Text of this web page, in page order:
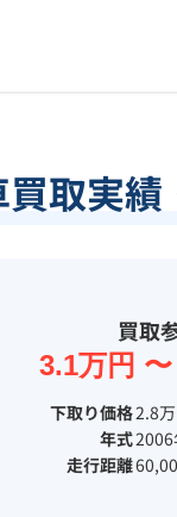
取実
買取
3.1万円
下取り価格2.8
年式2006
走行距離